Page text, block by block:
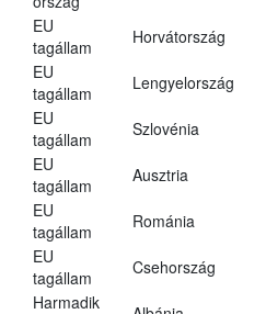
EU
tagállam
Horvátország
EU
tagállam
Lengyelország
EU
tagállam
Szlovénia
EU
tagállam
Ausztria
EU
tagállam
Románia
EU
tagállam
Csehország
Harmadik